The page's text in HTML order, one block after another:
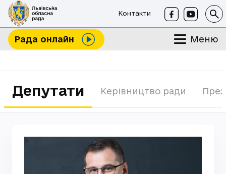
Контакти
Рада онлайн Меню
Депутати Керівництво ради